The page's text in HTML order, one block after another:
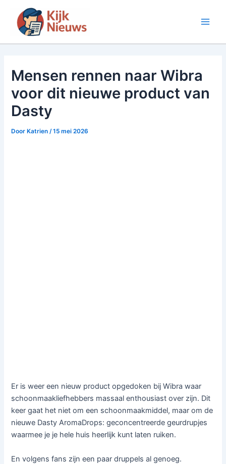
inhoud
Mensen rennen naar Wibra
voor dit nieuwe product van
Dasty
Door Katrien/15 mei 2026
Er is weer een nieuw product opgedoken bijWibra waar
schoonmaakliefhebbers massaal enthousiast over zijn. Dit
keer gaat het niet om een schoonmaakmiddel, maar om de
nieuwe Dasty AromaDrops: geconcentreerde geurdrupjes
waarmee je je hele huis heerlijk kunt laten ruiken.
En volgens fans zijn een paar druppels al genoeg.